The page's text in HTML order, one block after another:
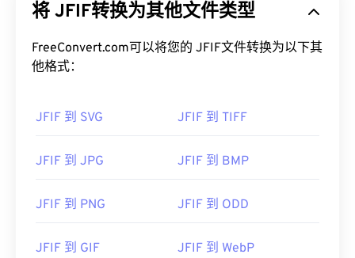
JPEG、JPE、JIF 和 JFI。实际上，您可以将 JFIF
结构将保持不变。
默认打开 JFIF 的程序是 XnView MP ，它是免费的，
上，使用以下任意程序打开 JFIF：Adobe Premiere
Suite 或PhotoFiltre Studio
。
住，带有此扩展名的文件与 JPG 并无区别。唯一的
将 JFIF转换为其他文件类型
FreeConvert.com可以将您的 JFIF文件转换为以下其
他格式：
JFIF 到 SVG JFIF 到 TIFF
JFIF 到 JPG JFIF 到 BMP
JFIF 到 PNG JFIF 到 ODD
JFIF 到 GIF JFIF 到 WebP